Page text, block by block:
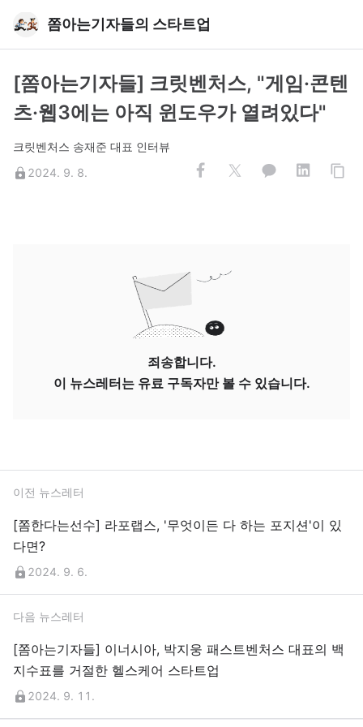
쫌아는기자들의 스타트업
[쫌아는기자들] 크릿벤처스, "게임·콘텐
츠·웹3에는 아직 윈도우가 열려있다"
크릿벤처스 송재준 대표 인터뷰
2024. 9. 8.
죄송합니다.
이 뉴스레터는 유료 구독자만 볼 수 있습니다.
이전 뉴스레터
[쫌한다는선수] 라포랩스, '무엇이든 다 하는 포지션'이 있
다면?
2024. 9. 6.
다음 뉴스레터
[쫌아는기자들] 이너시아, 박지웅 패스트벤처스 대표의 백
지수표를 거절한 헬스케어 스타트업
2024. 9. 11.